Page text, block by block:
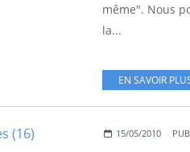
même". Nous
la...
EN SAVOIR
15/05/2010